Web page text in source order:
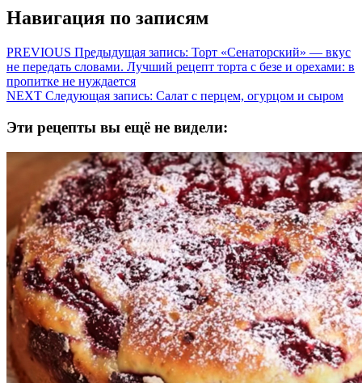
Навигация по записям
PREVIOUS Предыдущая запись: Торт «Сенаторский» — вкус
не передать словами. Лучший рецепт торта с безе и орехами: в
пропитке не нуждается
NEXT Следующая запись: Салат с перцем, огурцом и сыром
Эти рецепты вы ещё не видели: